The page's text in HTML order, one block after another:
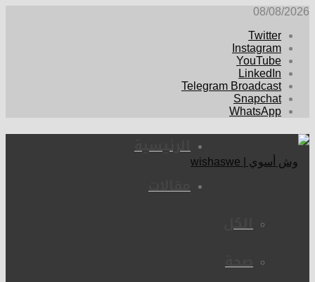
08/08/2026
Twitter
Instagram
YouTube
LinkedIn
Telegram Broadcast
Snapchat
WhatsApp
الرئيسية
مقالات
الكل
صحة